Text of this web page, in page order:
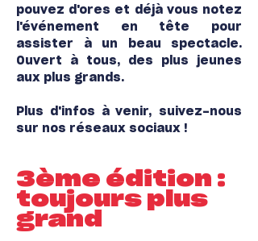
pouvez d'ores et déjà vous notez
l'événement en tête pour
assister à un beau spectacle.
Ouvert à tous, des plus jeunes
aux plus grands.
Plus d'infos à venir, suivez-nous
sur nos réseaux sociaux !
3ème édition :
toujours plus
grand